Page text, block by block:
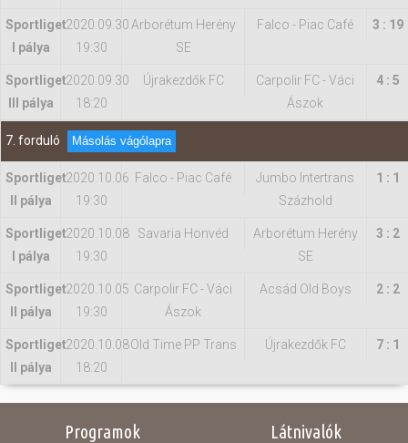
Sportliget
I pálya
2020.09.30
19:30
Arborétum Herény
SE
Falco - Piac Café 3 : 19
Sportliget
III pálya
2020.09.30
18:20
Újrakezdők FC
Carpolir FC - Váci
Ászok
4 : 5
7. forduló Másolás vágólapra
Sportliget
II pálya
2020.10.06
19:30
Falco - Piac Café
Jumbo Intertrans
Százhold
1 : 1
Sportliget
I pálya
2020.10.08
19:30
Savaria Honvéd
Arborétum Herény
SE
3 : 2
Sportliget
II pálya
2020.10.05
19:30
Carpolir FC - Váci
Ászok
Acsád Old Boys 2 : 2
Sportliget
II pálya
2020.10.08
18:20
Old Time PP Trans Újrakezdők FC 7 : 1
Programok Látnivalók